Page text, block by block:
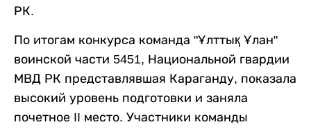
РК.
По итогам конкурса команда "Ұлттық Ұлан"
воинской части 5451, Национальной гвардии
МВД РК представлявшая Караганду, показала
высокий уровень подготовки и заняла
почетное II место. Участники команды